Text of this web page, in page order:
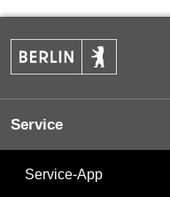
Service
Service-App